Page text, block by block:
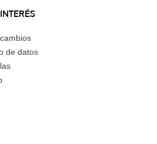
de datos